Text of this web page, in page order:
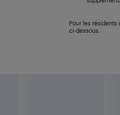
Pour les résidents
ci-dessous.